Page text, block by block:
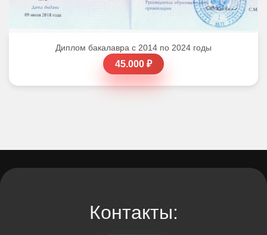
Диплом бакалавра с 2014 по 2024 годы
45.000 ₽
Контакты: